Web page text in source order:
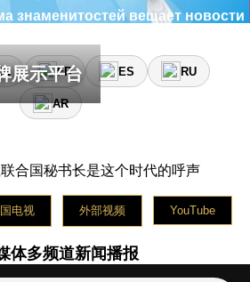
знаменитостей вещает новости
на русском языке
de celebridades transmite
el sábado en español
منصة وسائل الإعلام المشاهير تبث الأخبار
台星期二使用中文播报新闻
des célébrités diffuse les
le jeudi en français
знаменитостей вещает новости
на русском языке
de celebridades transmite
展示平台
FR ES RU
AR
合国秘书长是这个时代的呼声
电视 外部视频 YouTube
体多频道新闻播报